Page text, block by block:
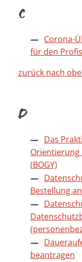
C
Corona-
für den
zurück nach
D
Das
Orientierung
(BOGY)
Bestellung
beantragen